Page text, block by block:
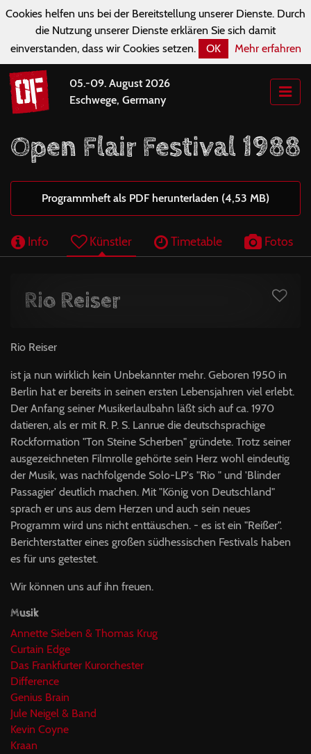
Cookies helfen uns bei der Bereitstellung unserer Dienste. Durch
die Nutzung unserer Dienste erklären Sie sich damit
einverstanden, dass wir Cookies setzen.
OK Mehr erfahren
05.-09. August 2026
Eschwege, Germany
Open Flair Festival 1988
Programmheft als PDF herunterladen (4,53 MB)
Info Künstler Timetable Fotos
Rio Reiser
Rio Reiser
ist ja nun wirklich kein Unbekann­ter mehr. Geboren 1950 in
Berlin hat er bereits in seinen ersten Le­bensjahren viel erlebt.
Der Anfang seiner Musikerlaulbahn läßt sich auf ca. 1970
datieren, als er mit R. P. S. Lanrue die deutschsprachige
Rockformation "Ton Steine Scher­ben" gründete. Trotz seiner
ausgezeichneten Filmrolle gehörte sein Herz wohl eindeutig
der Musik, was nachfol­gende Solo-LP's "Rio " und 'Blinder
Passagier' deutlich ma­chen. Mit "König von Deutsch­land"
sprach er uns aus dem Her­zen und auch sein neues
Programm wird uns nicht enttäuschen. - es ist ein "Reißer".
Berichterstat­ter eines großen südhessischen Festivals haben
es für uns getestet.
Wir können uns auf ihn freuen.
Musik
Annette Sieben & Thomas Krug
Curtain Edge
Das Frankfurter Kurorchester
Difference
Genius Brain
Jule Neigel & Band
Kevin Coyne
Kraan